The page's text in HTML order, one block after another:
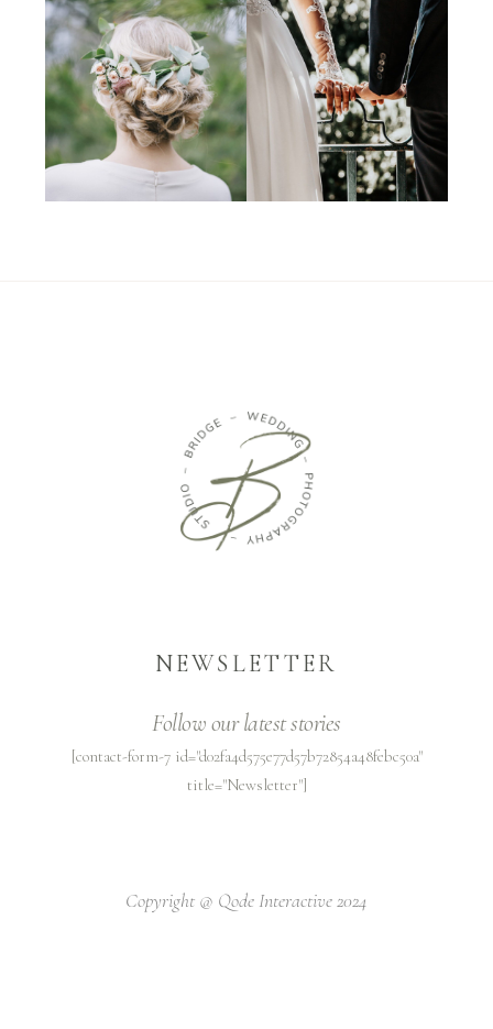
NEWSLETTER
Follow our latest stories
[contact-form-7 id="d02fa4d575e77d57b72854a48febc50a"
title="Newsletter"]
Copyright @ Qode Interactive 2024